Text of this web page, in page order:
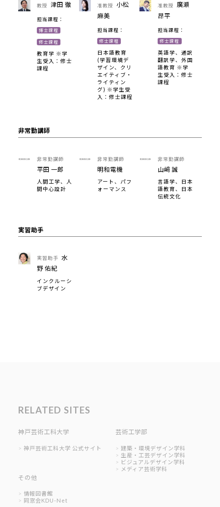
教授 津田 徹
担当課程：
博士課程
修士課程
教育学 ※学
生受入：修士
課程
准教授
小松
麻美
担当課程：
修士課程
日本語教育
(学習環境デ
ザイン、クリ
エイティブ・
ライティン
グ) ※学生受
入：修士課程
准教授
廣瀬
昂平
担当課程：
修士課程
英語学、通訳
翻訳学、外国
語教育 ※学
生受入：修士
課程
非常勤講師
非常勤講師
平田 一郎
人間工学、人
間中心設計
非常勤講師
明和電機
アート、パフ
ォーマンス
非常勤講師
山﨑 誠
言語学、日本
語教育、日本
伝統文化
実習助手
実習助手 水
野 佑紀
インクルーシ
ブデザイン
RELATED SITES
神戸芸術工科大学
神戸芸術工科大学 公式サイト
芸術工学部
建築・環境デザイン学科
生産・工芸デザイン学科
ビジュアルデザイン学科
メディア芸術学科
その他
情報図書館
同窓会KDU-Net